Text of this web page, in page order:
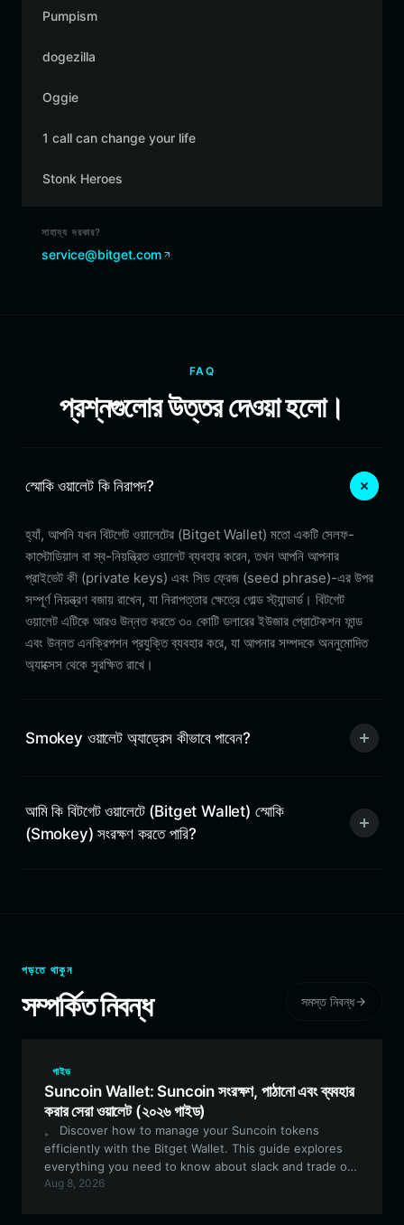
Pumpism
dogezilla
Oggie
1 call can change your life
Stonk Heroes
সাহায্য দরকার?
service@bitget.com
FAQ
প্রশ্নগুলোর উত্তর দেওয়া হলো।
স্মোকি ওয়ালেট কি নিরাপদ?
হ্যাঁ, আপনি যখন বিটগেট ওয়ালেটের (Bitget Wallet) মতো একটি সেলফ-
কাস্টোডিয়াল বা স্ব-নিয়ন্ত্রিত ওয়ালেট ব্যবহার করেন, তখন আপনি আপনার
প্রাইভেট কী (private keys) এবং সিড ফ্রেজ (seed phrase)-এর উপর
সম্পূর্ণ নিয়ন্ত্রণ বজায় রাখেন, যা নিরাপত্তার ক্ষেত্রে গোল্ড স্ট্যান্ডার্ড। বিটগেট
ওয়ালেট এটিকে আরও উন্নত করতে ৩০ কোটি ডলারের ইউজার প্রোটেকশন ফান্ড
এবং উন্নত এনক্রিপশন প্রযুক্তি ব্যবহার করে, যা আপনার সম্পদকে অননুমোদিত
অ্যাক্সেস থেকে সুরক্ষিত রাখে।
Smokey ওয়ালেট অ্যাড্রেস কীভাবে পাবেন?
আমি কি বিটগেট ওয়ালেটে (Bitget Wallet) স্মোকি
(Smokey) সংরক্ষণ করতে পারি?
পড়তে থাকুন
সম্পর্কিত নিবন্ধ সমস্ত নিবন্ধ
গাইড
Suncoin Wallet: Suncoin সংরক্ষণ, পাঠানো এবং ব্যবহার
করার সেরা ওয়ালেট (২০২৬ গাইড)
。 Discover how to manage your Suncoin tokens
efficiently with the Bitget Wallet. This guide explores
everything you need to know about slack and trade or
participate in the Suncoin community ecosystem. 上述
Aug 8, 2026